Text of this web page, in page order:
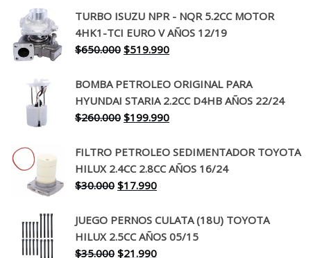
original
era:
$130.000.
actual
es:
$94.990.
TURBO ISUZU NPR - NQR 5.2CC MOTOR
4HK1-TCI EURO V AÑOS 12/19
$650.000 El
original
era:
$650.000.
$519.990El
actual
es:
$519.990.
BOMBA PETROLEO ORIGINAL PARA
HYUNDAI STARIA 2.2CC D4HB AÑOS 22/24
$260.000 El
original
era:
$260.000.
$199.990El
actual
es:
FILTRO PETROLEO SEDIMENTADOR TOYOTA
HILUX 2.4CC 2.8CC AÑOS 16/24
$30.000 El
original
era:
$30.000.
$17.990El
actual
es:
$17.990.
JUEGO PERNOS CULATA (18U) TOYOTA
HILUX 2.5CC AÑOS 05/15
$35.000 El
$21.990El